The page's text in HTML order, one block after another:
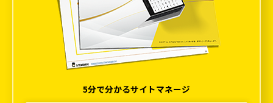
5分で分かるサイトマネージ